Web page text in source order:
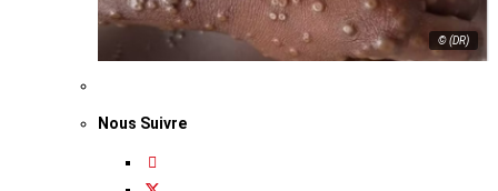
© (DR)
Nous Suivre